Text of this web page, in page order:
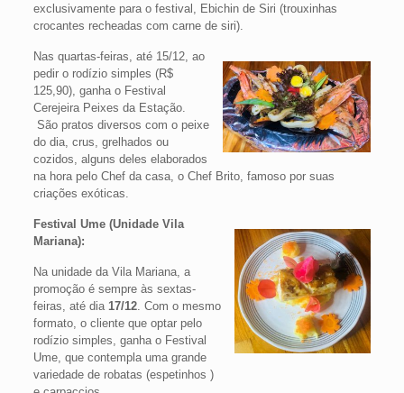
exclusivamente para o festival, Ebichin de Siri (trouxinhas
crocantes recheadas com carne de siri).
Nas quartas-feiras, até 15/12, ao
pedir o rodízio simples (R$
125,90), ganha o Festival
Cerejeira Peixes da Estação.
São pratos diversos com o peixe
do dia, crus, grelhados ou
cozidos, alguns deles elaborados
na hora pelo Chef da casa, o Chef Brito, famoso por suas
criações exóticas.
Festival Ume (Unidade Vila
Mariana):
Na unidade da Vila Mariana, a
promoção é sempre às sextas-
feiras, até dia 17/12. Com o mesmo
formato, o cliente que optar pelo
rodízio simples, ganha o Festival
Ume, que contempla uma grande
variedade de robatas (espetinhos )